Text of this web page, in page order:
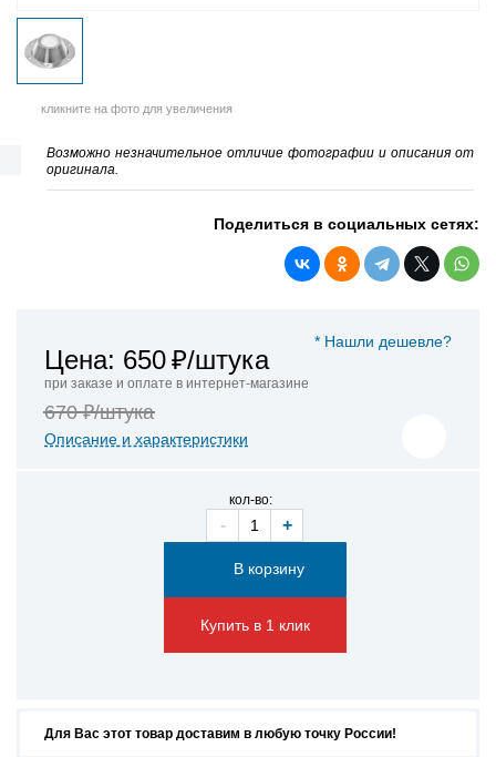
кликните на фото для увеличения
Возможно незначительное отличие фотографии и описания от
оригинала.
Поделиться в социальных сетях:
* Нашли дешевле?
Цена: 650₽/штука
при заказе и оплате в интернет-магазине
670 ₽/штука
Описание и характеристики
кол-во:
- +
Купить в 1 клик
Для Вас этот товар доставим в любую точку России!